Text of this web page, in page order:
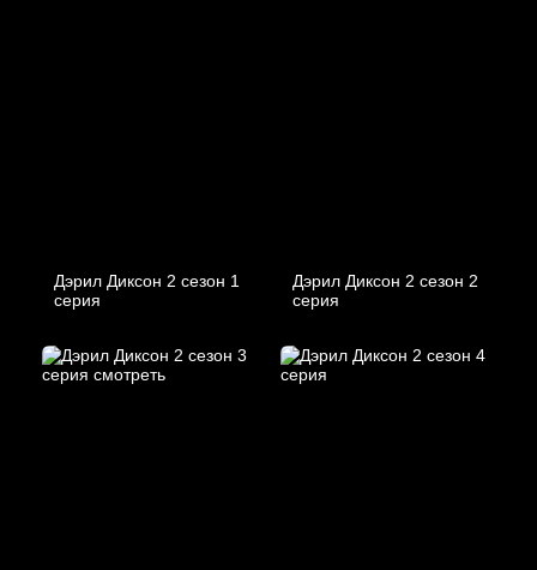
Дэрил Диксон 2 сезон 1
серия
Дэрил Диксон 2 сезон 2
серия